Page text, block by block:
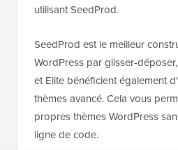
utilisant SeedProd.
SeedProd est le meilleur
WordPress par glisser-
et Elite bénéficient également
thèmes avancé. Cela vous
propres thèmes WordPress
ligne de code.